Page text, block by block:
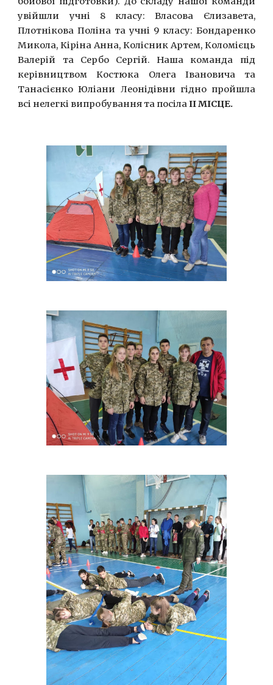
увійшли учні 8 класу: Власова Єлизавета,
Плотнікова Поліна та учні 9 класу: Бондаренко
Микола, Кіріна Анна, Колісник Артем, Коломієць
Валерій та Сербо Сергій. Наша команда під
керівництвом Костюка Олега Івановича та
Танасієнко Юліани Леонідівни гідно пройшла
всі нелегкі випробування та посілаІІ МІСЦЕ.